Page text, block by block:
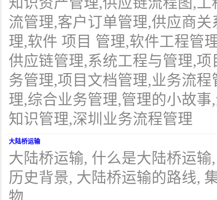
流管理,客户订单管理,供应商
理,软件 项目 管理,软件工程管
供应链管理,系统工程与管理,
务管理,项目文档管理,业务流程
理,综合业务管理,管理的小故
知识管理,深圳业务流程管理
大陆桥运输
大陆桥运输, 什么是大陆桥运
历史背景, 大陆桥运输的路线,